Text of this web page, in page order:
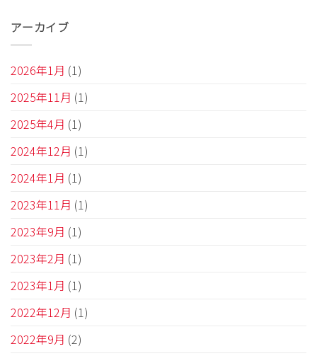
アーカイブ
2026年1月 (1)
2025年11月 (1)
2025年4月 (1)
2024年12月 (1)
2024年1月 (1)
2023年11月 (1)
2023年9月 (1)
2023年2月 (1)
2023年1月 (1)
2022年12月 (1)
2022年9月 (2)